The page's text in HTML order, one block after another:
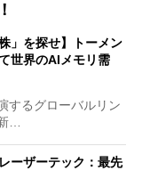
」を探せ】トーメン
世界のAIメモリ需
するグローバルリン
…
ーザーテック：最先